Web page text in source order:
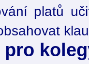
platů
pro